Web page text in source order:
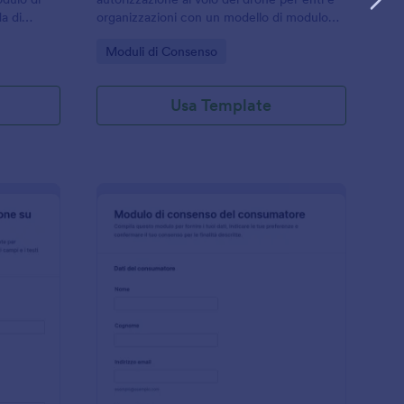
di
flotta
organizzazioni con un modello di modulo
tracciare ogni risposta in un’unica
Go to Category:
Moduli di Consenso
Usa Template
Di Richiesta Cauzione